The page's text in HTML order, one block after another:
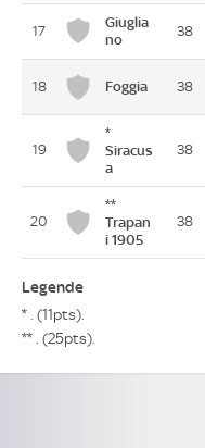
17
Giuglia
no
38
18 Foggia 38
19
*
Siracus
a
38
20
**
Trapan
i 1905
38
Legende
* . (11pts).
** . (25pts).